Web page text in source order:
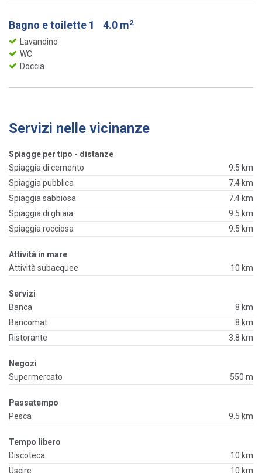
Bagno e toilette 1 4.0 m2
Lavandino
WC
Doccia
Servizi nelle vicinanze
Spiagge per tipo - distanze
Spiaggia di cemento
9.5 km
Spiaggia pubblica
7.4 km
Spiaggia sabbiosa
7.4 km
Spiaggia di ghiaia
9.5 km
Spiaggia rocciosa
9.5 km
Attività in mare
Attività subacquee
10 km
Servizi
Banca
8 km
Bancomat
8 km
Ristorante
3.8 km
Negozi
Supermercato
550 m
Passatempo
Pesca
9.5 km
Tempo libero
Discoteca
10 km
Uscire
10 km